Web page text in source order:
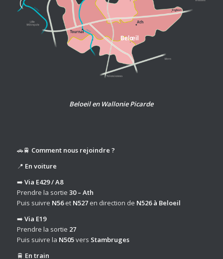
Beloeil en Wallonie Picarde
🚗🚆 Comment nous rejoindre ?
📍 En voiture
➡️ Via E429 / A8
Prendre la sortie 30 – Ath
Puis suivre N56et N527en direction de N526 à Beloeil
➡️ Via E19
Prendre la sortie 27
Puis suivre la N505vers Stambruges
🚆 En train